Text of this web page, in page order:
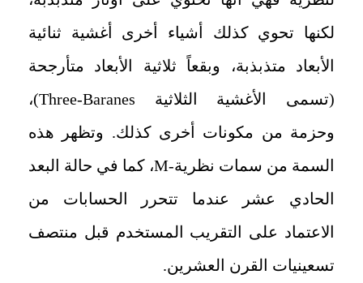
لكنها تحوي كذلك أشياء أخرى أغشية ثنائية
الأبعاد متذبذبة، وبقعاً ثلاثية الأبعاد متأرجحة
(تسمى الأغشية الثلاثية Three-Baranes)،
وحزمة من مكونات أخرى كذلك. وتظهر هذه
السمة من سمات نظرية-M، كما في حالة البعد
الحادي عشر عندما تتحرر الحسابات من
الاعتماد على التقريب المستخدم قبل منتصف
تسعينيات القرن العشرين.